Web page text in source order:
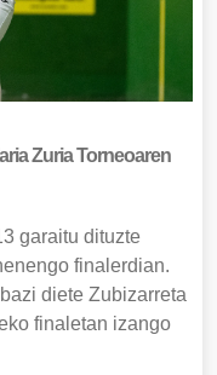
Zuria Torneoaren
garaitu dituzte
finalerdian.
diete Zubizarreta
finaletan izango